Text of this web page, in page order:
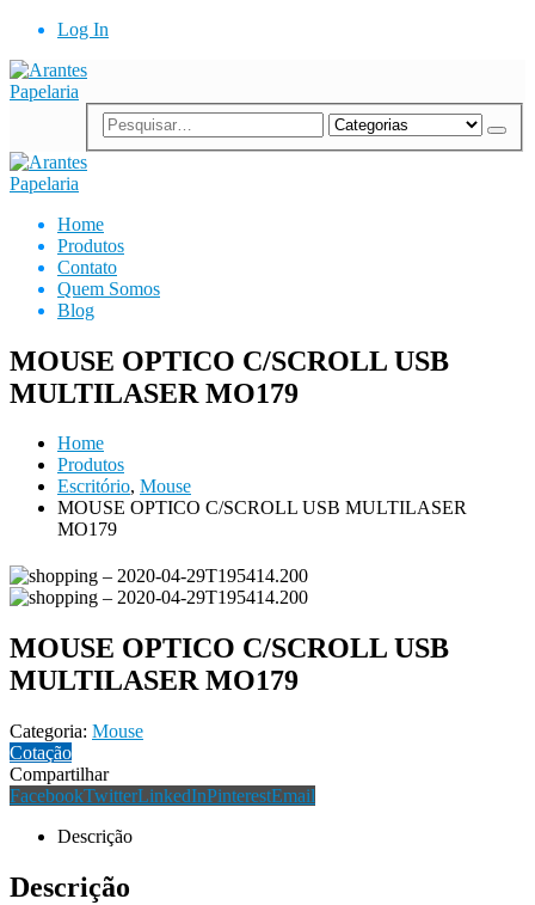
Log In
Home
Produtos
Contato
Quem Somos
Blog
MOUSE OPTICO C/SCROLL USB
MULTILASER MO179
Home
Produtos
Escritório, Mouse
MOUSE OPTICO C/SCROLL USB MULTILASER
MO179
MOUSE OPTICO C/SCROLL USB
MULTILASER MO179
Categoria: Mouse
Cotação
Compartilhar
FacebookTwitterLinkedInPinterestEmail
Descrição
Descrição